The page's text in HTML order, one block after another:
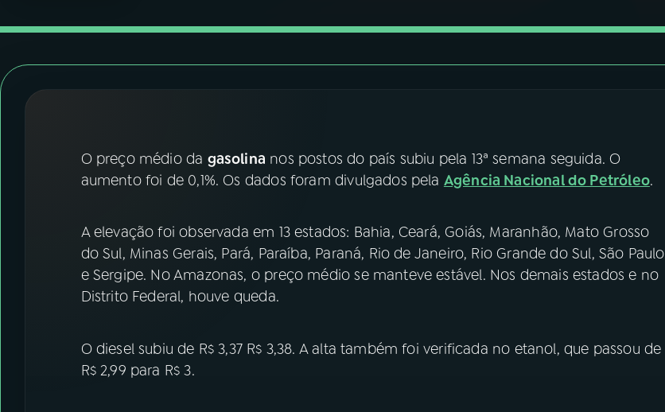
FESTIVAL DE MÚSICA
YouTube Facebook
Instagram X
O preço médio da gasolina nos postos do país subiu pela 13ª semana seguida. O
aumento foi de 0,1%. Os dados foram divulgados pela Agência Nacional do Petróleo.
A elevação foi observada em 13 estados: Bahia, Ceará, Goiás, Maranhão, Mato Grosso
do Sul, Minas Gerais, Pará, Paraíba, Paraná, Rio de Janeiro, Rio Grande do Sul, São Paulo
e Sergipe. No Amazonas, o preço médio se manteve estável. Nos demais estados e no
Distrito Federal, houve queda.
O diesel subiu de R$ 3,37 R$ 3,38. A alta também foi verificada no etanol, que passou de
R$ 2,99 para R$ 3.